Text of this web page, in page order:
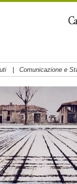
| Comunicazione e